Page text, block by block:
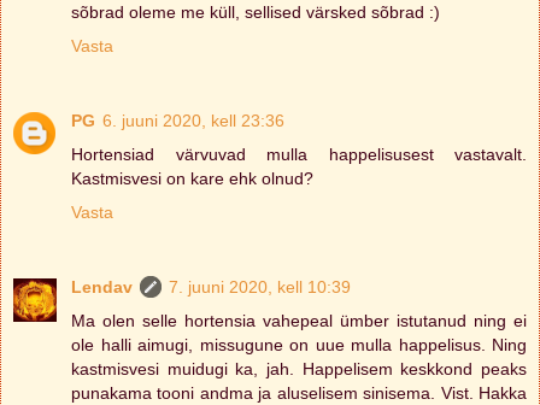
sõbrad oleme me küll, sellised värsked sõbrad :)
Vasta
PG 6. juuni 2020, kell 23:36
Hortensiad värvuvad mulla happelisusest vastavalt.
Kastmisvesi on kare ehk olnud?
Vasta
Lendav
7. juuni 2020, kell 10:39
Ma olen selle hortensia vahepeal ümber istutanud ning ei
ole halli aimugi, missugune on uue mulla happelisus. Ning
kastmisvesi muidugi ka, jah. Happelisem keskkond peaks
punakama tooni andma ja aluselisem sinisema. Vist. Hakka